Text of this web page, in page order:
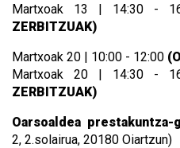
Martxoak 13 | 14:30 -
ZERBITZUAK)
Martxoak 20 | 10:00 - 12:00
Martxoak 20 | 14:30 -
ZERBITZUAK)
Oarsoaldea prestakuntza-
2, 2.solairua, 20180 Oiartzun)